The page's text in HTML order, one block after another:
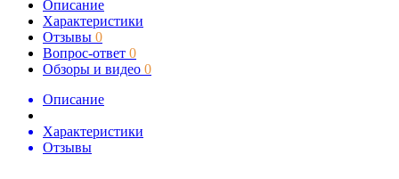
Описание
Характеристики
Отзывы 0
Вопрос-ответ 0
Обзоры и видео 0
Описание
Характеристики
Отзывы